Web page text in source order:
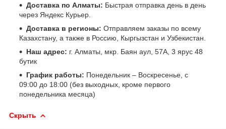
Доставка по Алматы: Быстрая отправка день в день
через Яндекс Курьер.
Доставка в регионы: Отправляем заказы по всему
Казахстану, а также в Россию, Кыргызстан и Узбекистан.
Наш адрес: г. Алматы, мкр. Баян аул, 57А, 3 ярус 48
бутик
График работы: Понедельник – Воскресенье, с
09:00 до 18:00 (без выходных, кроме первого
понедельника месяца)
Скрыть